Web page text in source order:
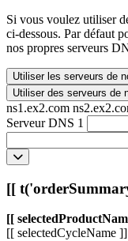
Si vous voulez utiliser
ci-dessous. Par défaut
nos propres serveurs
Utiliser les serveurs de
Utiliser des serveurs de
ns1.ex2.com
Serveur DNS 1
[[
[[
[[ selectedCycleName ]]